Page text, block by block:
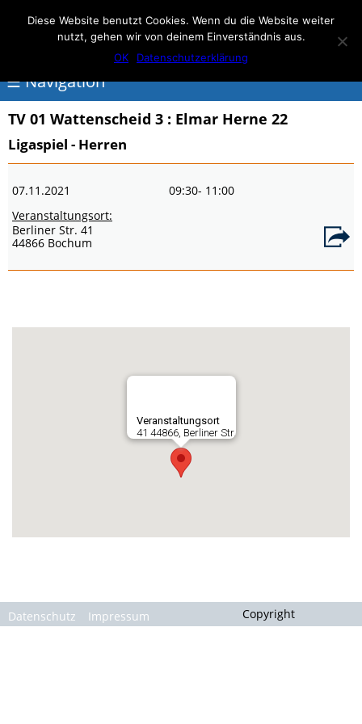
Elmar Herne 22
100% Handball
☰ Navigation
<
Über
Elmar
Herne
Events
TV 01 Wattenscheid 3 : Elmar Herne 22
Ligaspiel - Herren
07.11.2021 09:30- 11:00
Veranstaltungsort:
Berliner Str. 41
44866 Bochum
Veranstaltungsort
41 44866, Berliner Str.
Datenschutz Impressum Copyright
Diese Website benutzt Cookies. Wenn du die Website weiter
nutzt, gehen wir von deinem Einverständnis aus.
OK
Datenschutzerklärung